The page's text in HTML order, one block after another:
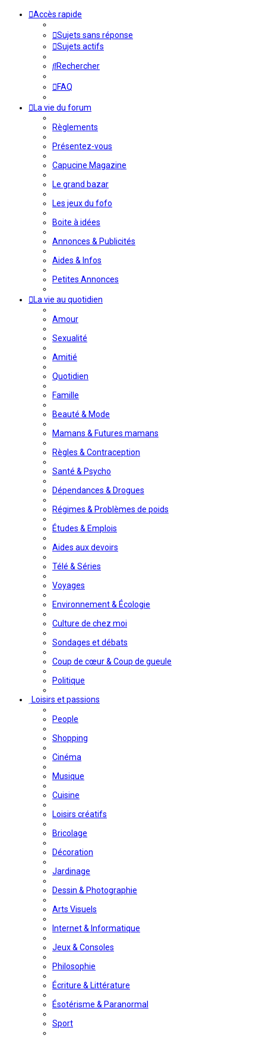
Accès rapide
Sujets sans réponse
Sujets actifs
Rechercher
FAQ
La vie du forum
Règlements
Présentez-vous
Capucine Magazine
Le grand bazar
Les jeux du fofo
Boite à idées
Annonces & Publicités
Aides & Infos
Petites Annonces
La vie au quotidien
Amour
Sexualité
Amitié
Quotidien
Famille
Beauté & Mode
Mamans & Futures mamans
Règles & Contraception
Santé & Psycho
Dépendances & Drogues
Régimes & Problèmes de poids
Études & Emplois
Aides aux devoirs
Télé & Séries
Voyages
Environnement & Écologie
Culture de chez moi
Sondages et débats
Coup de cœur & Coup de gueule
Politique
Loisirs et passions
People
Shopping
Cinéma
Musique
Cuisine
Loisirs créatifs
Bricolage
Décoration
Jardinage
Dessin & Photographie
Arts Visuels
Internet & Informatique
Jeux & Consoles
Philosophie
Écriture & Littérature
Ésotérisme & Paranormal
Sport